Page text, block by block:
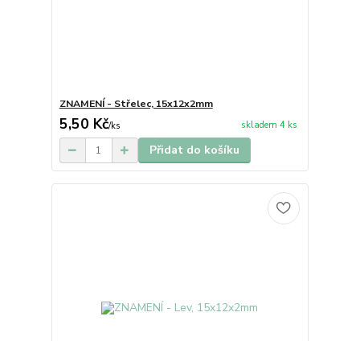
ZNAMENÍ - Střelec, 15x12x2mm
5,50 Kč/ks skladem 4 ks
Přidat do košíku